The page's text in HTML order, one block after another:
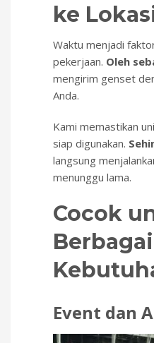
ke
Waktu menjadi
pekerjaan. Oleh
mengirim genset
Anda.
Kami memastikan
siap digunakan.
langsung
menunggu lama.
Cocok
Berbagai
Event dan